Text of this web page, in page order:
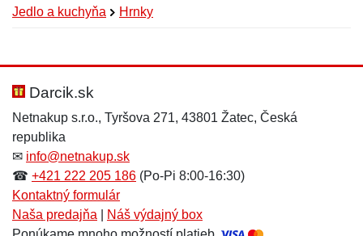
Jedlo a kuchyňa Hrnky
Hodnotenie:
Meno:*
E-mail:
Meno:
E-mail:*
Darcik.sk
Netnakup s.r.o., Tyršova 271, 43801 Žatec, Česká
republika
✉ info@netnakup.sk
☎ +421 222 205 186 (Po-Pi 8:00-16:30)
Kontaktný formulár
Naša predajňa
Náš výdajný box